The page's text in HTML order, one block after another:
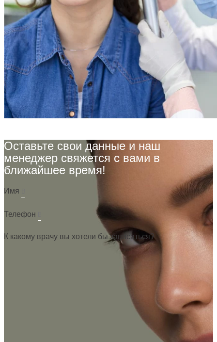
Оставьте свои данные и наш
менеджер свяжется с вами в
ближайшее время!
Имя
Телефон
К какому врачу вы хотели бы записаться?